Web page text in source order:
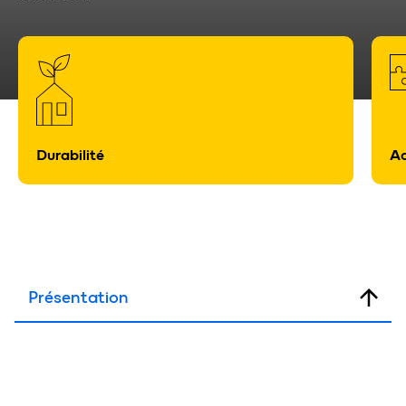
Durabilité
Présentation